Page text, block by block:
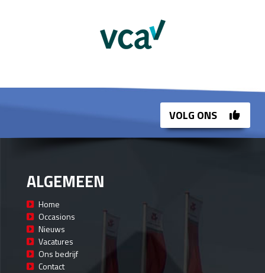
VOLG ONS
ALGEMEEN
Home
Occasions
Nieuws
Vacatures
Ons bedrijf
Contact